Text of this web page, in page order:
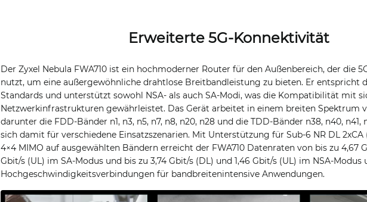
Erweiterte 5G-Konnektivität
Der Zyxel Nebula FWA710 ist ein hochmoderner Router für den Außenbereich, der die
nutzt, um eine außergewöhnliche drahtlose Breitbandleistung zu bieten. Er entspricht
Standards und unterstützt sowohl NSA- als auch SA-Modi, was die Kompatibilität mit
Netzwerkinfrastrukturen gewährleistet. Das Gerät arbeitet in einem breiten Spektrum
darunter die FDD-Bänder n1, n3, n5, n7, n8, n20, n28 und die TDD-Bänder n38, n40, n41,
sich damit für verschiedene Einsatzszenarien. Mit Unterstützung für Sub-6 NR DL
4×4 MIMO auf ausgewählten Bändern erreicht der FWA710 Datenraten von bis zu 4,67
Gbit/s (UL) im SA-Modus und bis zu 3,74 Gbit/s (DL) und 1,46 Gbit/s (UL) im NSA-
Hochgeschwindigkeitsverbindungen für bandbreitenintensive Anwendungen.